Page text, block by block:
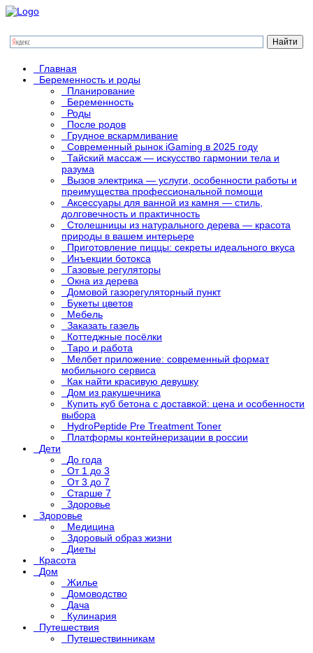
Главная
Беременность и роды
Планирование
Беременность
Роды
После родов
Грудное вскармливание
Современный рынок iGaming в 2025 году
Тайский массаж — искусство гармонии тела и
разума
Вызов электрика — услуги, особенности работы и
преимущества профессиональной помощи
Аксессуары для ванной из камня — стиль,
долговечность и практичность
Столешницы из натурального дерева — красота
природы в вашем интерьере
Приготовление пиццы: секреты идеального вкуса
Инъекции ботокса
Газовые регуляторы
Окна из дерева
Домовой газорегуляторный пункт
Букеты цветов
Мебель
Заказать газель
Коттеджные посёлки
Таро и работа
Мелбет приложение: современный формат
мобильного сервиса
Как найти красивую девушку
Дом из ракушечника
Купить куб бетона с доставкой: цена и особенности
выбора
HydroPeptide Pre Treatment Toner
Платформы контейнеризации в россии
Дети
До года
От 1 до 3
От 3 до 7
Старше 7
Здоровье
Здоровье
Медицина
Здоровый образ жизни
Диеты
Красота
Дом
Жилье
Домоводство
Дача
Кулинария
Путешествия
Путешествинникам